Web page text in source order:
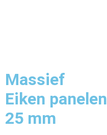
Massief
Eiken panelen
25 mm